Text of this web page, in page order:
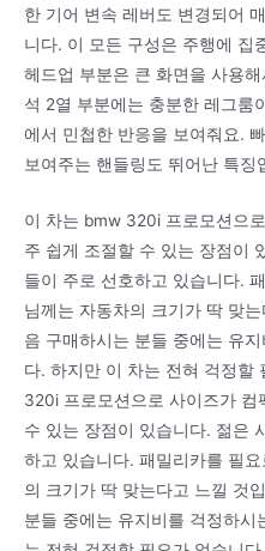
한 기어 변속 레버도 변경되어
니다. 이 모든 구성은 주행에 집
헤드업 부분은 큰 화면을 사용
석 2열 부분에는 충분한 레그룸
에서 민첩한 반응을 보여줘요.
보여주는 핸들링도 뛰어난 특징
이 차는 bmw 320i 프로모션으
주 쉽게 조절할 수 있는 장점이
들이 주로 선호하고 있습니다.
님께는 자동차의 크기가 딱 맞
음 구매하시는 분들 중에는 유
다. 하지만 이 차는 전혀 걱정할
320i 프로모션으로 사이즈가
수 있는 장점이 있습니다. 젊은
하고 있습니다. 패밀리카를 필
의 크기가 딱 맞는다고 느낄 것
분들 중에는 유지비를 걱정하